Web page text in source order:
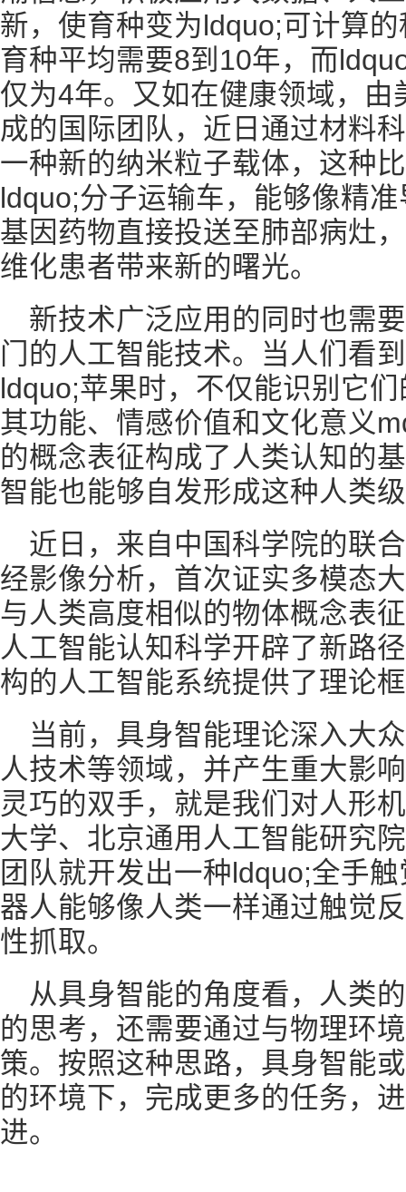
新，使育种变为ldquo;可计算
育种平均需要8到10年，而
仅为4年。又如在健康领域，
成的国际团队，近日通过材料
一种新的纳米粒子载体，这种
ldquo;分子运输车，能够像精
基因药物直接投送至肺部病灶
维化患者带来新的曙光。
新技术广泛应用的同时也需
门的人工智能技术。当人们看
ldquo;苹果时，不仅能识别它
其功能、情感价值和文化意义
的概念表征构成了人类认知的
智能也能够自发形成这种人类
近日，来自中国科学院的联
经影像分析，首次证实多模态
与人类高度相似的物体概念表
人工智能认知科学开辟了新路
构的人工智能系统提供了理论
当前，具身智能理论深入大
人技术等领域，并产生重大影
灵巧的双手，就是我们对人形
大学、北京通用人工智能研究
团队就开发出一种ldquo;全手
器人能够像人类一样通过触觉
性抓取。
从具身智能的角度看，人类
的思考，还需要通过与物理环
策。按照这种思路，具身智能
的环境下，完成更多的任务，
进。